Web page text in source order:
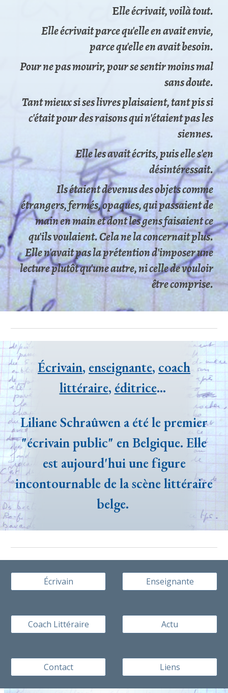
Elle écrivait, voilà tout.
Elle écrivait parce qu'elle en avait envie,
parce qu'elle en avait besoin.
Pour ne pas mourir, pour se sentir moins mal
sans doute.
Tant mieux si ses livres plaisaient, tant pis si
c'était pour des raisons qui n'étaient pas les
siennes.
Elle les avait écrits, puis elle s'en
désintéressait.
Ils étaient devenus des objets comme
étrangers, fermés, opaques, qui passaient de
main en main et dont les gens faisaient ce
qu'ils voulaient. Cela ne la concernait plus.
Elle n'avait pas la prétention d'imposer une
lecture plutôt qu'une autre, ni celle de vouloir
être comprise.
Écrivain, enseignante, coach
littéraire, éditrice...
Liliane Schraûwen a été le premier
"écrivain public" en Belgique. Elle
est aujourd'hui une figure
incontournable de la scène littéraire
belge.
Écrivain Enseignante
Coach Littéraire Actu
Contact Liens